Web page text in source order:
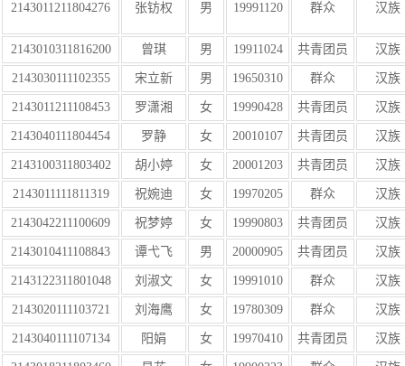
2143011211804276 张钫权 男 19991120 群众 汉族
2143010311816200 曾琪 男 19911024 共青团员 汉族
2143030111102355 宋立新 男 19650310 群众 汉族
2143011211108453 罗潇湘 女 19990428 共青团员 汉族
2143040111804454 罗静 女 20010107 共青团员 汉族
2143100311803402 胡小婷 女 20001203 共青团员 汉族
2143011111811319 祝婉迪 女 19970205 群众 汉族
2143042211100609 祝梦婷 女 19990803 共青团员 汉族
2143010411108843 谭弋飞 男 20000905 共青团员 汉族
2143122311801048 刘淑文 女 19991010 群众 汉族
2143020111103721 刘海鹰 女 19780309 群众 汉族
2143040111107134 阳娟 女 19970410 共青团员 汉族